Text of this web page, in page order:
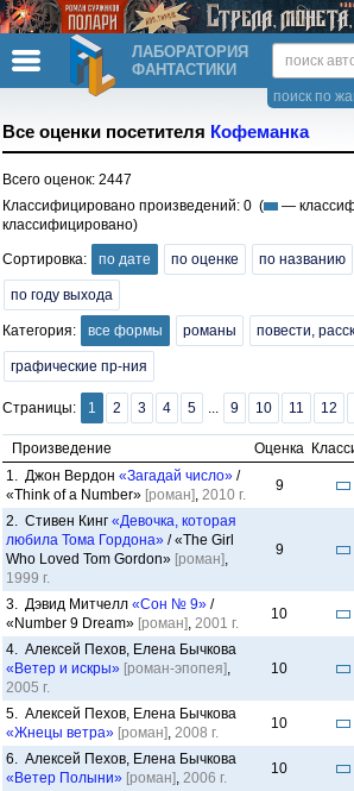
ЛАБОРАТОРИЯ
ФАНТАСТИКИ
поиск по
Все оценки посетителя Кофеманка
Всего оценок: 2447
Классифицировано произведений: 0 (
—
классифицировано)
Сортировка: по дате по оценке по названию
по году выхода
Категория: все формы романы повести,
графические пр-ния
Страницы: 1 2 3 4 5 ... 9 10 11 12
Произведение Оценка
1. Джон Вердон «Загадай число» /
«Think of a Number» [роман], 2010 г.
9
2. Стивен Кинг «Девочка, которая
любила Тома Гордона» / «The Girl
Who Loved Tom Gordon» [роман],
1999 г.
9
3. Дэвид Митчелл «Сон № 9» /
«Number 9 Dream» [роман], 2001 г.
10
4. Алексей Пехов, Елена Бычкова
«Ветер и искры» [роман-эпопея],
2005 г.
10
5. Алексей Пехов, Елена Бычкова
«Жнецы ветра» [роман], 2008 г.
10
6. Алексей Пехов, Елена Бычкова
«Ветер Полыни» [роман], 2006 г.
10